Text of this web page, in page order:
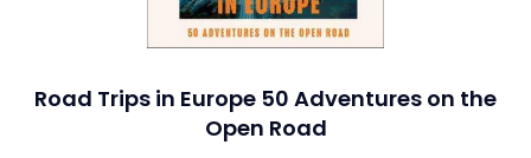
Road Trips in Europe 50 Adventures on the
Open Road